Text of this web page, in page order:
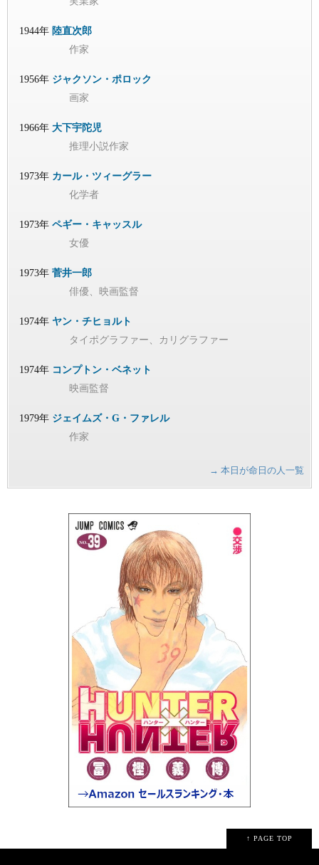
1944年 陸直次郎
作家
1956年 ジャクソン・ポロック
画家
1966年 大下宇陀児
推理小説作家
1973年 カール・ツィーグラー
化学者
1973年 ペギー・キャッスル
女優
1973年 菅井一郎
俳優、映画監督
1974年 ヤン・チヒョルト
タイポグラファー、カリグラファー
1974年 コンプトン・ベネット
映画監督
1979年 ジェイムズ・G・ファレル
作家
→ 本日が命日の人一覧
↑ PAGE TOP